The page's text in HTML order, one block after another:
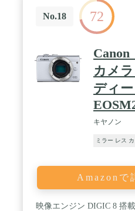
No.18 72
カメ
ディ
キヤノン
ミラー レス
Amazonで
映像エンジン DIGIC 8 搭